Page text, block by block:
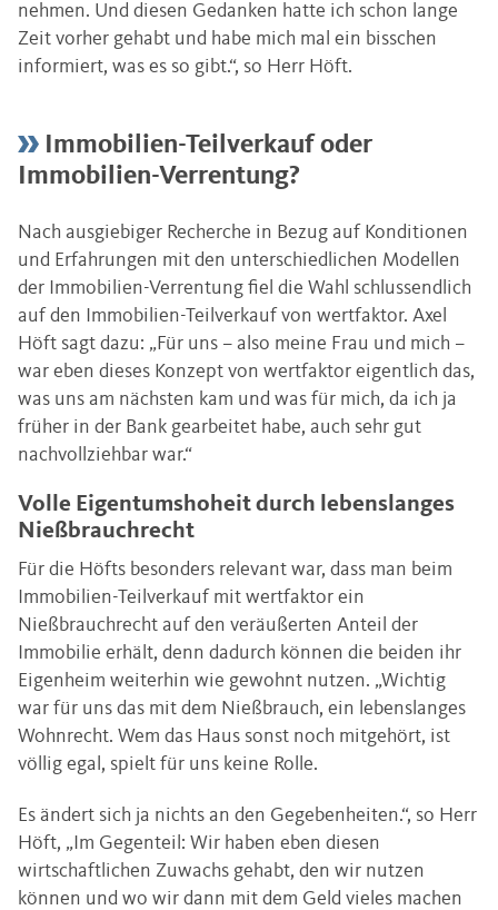
nehmen. Und diesen Gedanken hatte ich schon lange
Zeit vorher gehabt und habe mich mal ein bisschen
informiert, was es so gibt.“, so Herr Höft.
Immobilien-Teilverkauf oder
Immobilien-Verrentung?
Nach ausgiebiger Recherche in Bezug auf Konditionen
und Erfahrungen mit den unterschiedlichen Modellen
der Immobilien-Verrentung fiel die Wahl schlussendlich
auf den Immobilien-Teilverkauf von wertfaktor. Axel
Höft sagt dazu: „Für uns – also meine Frau und mich –
war eben dieses Konzept von wertfaktor eigentlich das,
was uns am nächsten kam und was für mich, da ich ja
früher in der Bank gearbeitet habe, auch sehr gut
nachvollziehbar war.“
Volle Eigentumshoheit durch lebenslanges
Nießbrauchrecht
Für die Höfts besonders relevant war, dass man beim
Immobilien-Teilverkauf mit wertfaktor ein
Nießbrauchrecht auf den veräußerten Anteil der
Immobilie erhält, denn dadurch können die beiden ihr
Eigenheim weiterhin wie gewohnt nutzen. „Wichtig
war für uns das mit dem Nießbrauch, ein lebenslanges
Wohnrecht. Wem das Haus sonst noch mitgehört, ist
völlig egal, spielt für uns keine Rolle.
Es ändert sich ja nichts an den Gegebenheiten.“, so Herr
Höft, „Im Gegenteil: Wir haben eben diesen
wirtschaftlichen Zuwachs gehabt, den wir nutzen
können und wo wir dann mit dem Geld vieles machen